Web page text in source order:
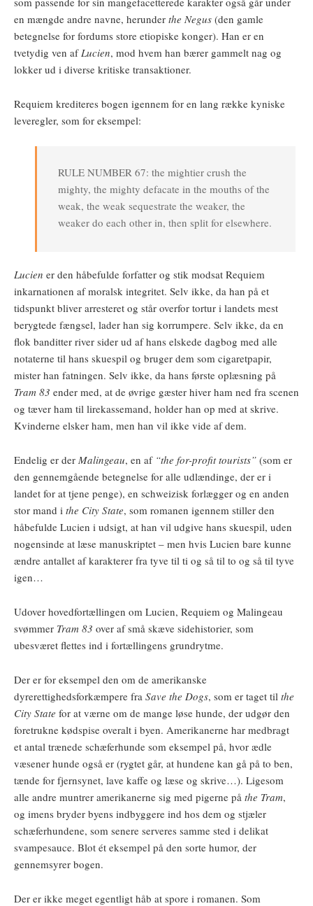
en mængde andre navne, herunder the Negus (den gamle
betegnelse for fordums store etiopiske konger). Han er en
tvetydig ven afLucien, mod hvem han bærer gammelt nag og
lokker ud i diverse kritiske transaktioner.
Requiem krediteres bogen igennem for en lang række kyniske
leveregler, som for eksempel:
RULE NUMBER 67: the mightier crush the
mighty, the mighty defacate in the mouths of the
weak, the weak sequestrate the weaker, the
weaker do each other in, then split for elsewhere.
Lucien er den håbefulde forfatter og stik modsat Requiem
inkarnationen af moralsk integritet. Selv ikke, da han på et
tidspunkt bliver arresteret og står overfor tortur i landets mest
berygtede fængsel, lader han sig korrumpere. Selv ikke, da en
flok banditter river sider ud af hans elskede dagbog med alle
notaterne til hans skuespil og bruger dem som cigaretpapir,
mister han fatningen. Selv ikke, da hans første oplæsning på
Tram 83 ender med, at de øvrige gæster hiver ham ned fra scenen
og tæver ham til lirekassemand, holder han op med at skrive.
Kvinderne elsker ham, men han vil ikke vide af dem.
Endelig er der Malingeau, en af “the for-profit tourists” (som er
den gennemgående betegnelse for alle udlændinge, der er i
landet for at tjene penge), en schweizisk forlægger og en anden
stor mand i the City State, som romanen igennem stiller den
håbefulde Lucien i udsigt, at han vil udgive hans skuespil, uden
nogensinde at læse manuskriptet – men hvis Lucien bare kunne
ændre antallet af karakterer fra tyve til ti og så til to og så til tyve
igen…
Udover hovedfortællingen om Lucien, Requiem og Malingeau
svømmer Tram 83 over af små skæve sidehistorier, som
ubesværet flettes ind i fortællingens grundrytme.
Der er for eksempel den om de amerikanske
dyrerettighedsforkæmpere fra Save the Dogs, som er taget til the
City State for at værne om de mange løse hunde, der udgør den
foretrukne kødspise overalt i byen. Amerikanerne har medbragt
et antal trænede schæferhunde som eksempel på, hvor ædle
væsener hunde også er (rygtet går, at hundene kan gå på to ben,
tænde for fjernsynet, lave kaffe og læse og skrive…). Ligesom
alle andre muntrer amerikanerne sig med pigerne på the Tram,
og imens bryder byens indbyggere ind hos dem og stjæler
schæferhundene, som senere serveres samme sted i delikat
svampesauce. Blot ét eksempel på den sorte humor, der
gennemsyrer bogen.
Der er ikke meget egentligt håb at spore i romanen. Som